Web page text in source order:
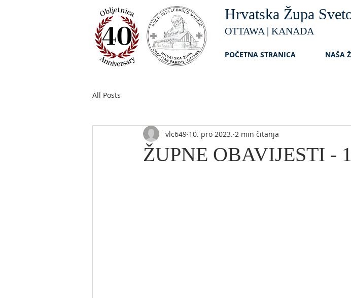
Hrvatska Župa
OTTAWA | KANADA
POČETNA STRANICA NAŠA
All Posts
ŽUPNE OBAVIJESTI -
vlc649 10. pro 2023. 2 min čitanja